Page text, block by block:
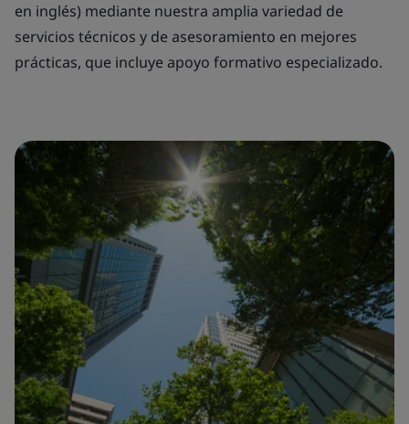
en inglés) mediante nuestra amplia variedad de
servicios técnicos y de asesoramiento en mejores
prácticas, que incluye apoyo formativo especializado.